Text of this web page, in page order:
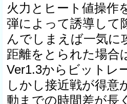
火力とヒート値操作
弾によって誘導して
んでしまえば一気に
距離をとられた場合
Ver1.3からビットレ
しかし接近戦が得意
動までの時間差が長